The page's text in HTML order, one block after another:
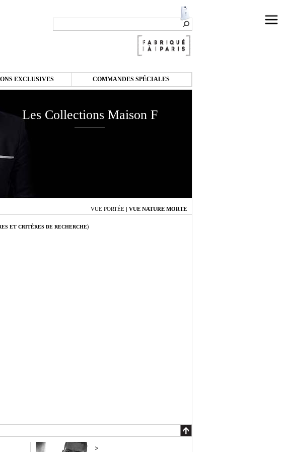
EXCLUSIVES COMMANDES SPÉCIALES
Les Collections Maison F
VUE PORTÉE | VUE NATURE MORTE
ET CRITÈRES DE RECHERCHE)
>